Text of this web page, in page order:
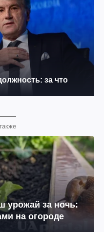
урожай за ночь:
на огороде